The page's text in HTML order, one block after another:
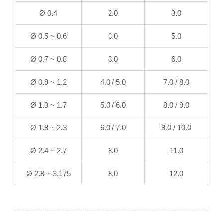
Ø 0.4 2.0 3.0
Ø 0.5 ~ 0.6 3.0 5.0
Ø 0.7 ~ 0.8 3.0 6.0
Ø 0.9 ~ 1.2 4.0 / 5.0 7.0 / 8.0
Ø 1.3 ~ 1.7 5.0 / 6.0 8.0 / 9.0
Ø 1.8 ~ 2.3 6.0 / 7.0 9.0 / 10.0
Ø 2.4 ~ 2.7 8.0 11.0
Ø 2.8 ~ 3.175 8.0 12.0